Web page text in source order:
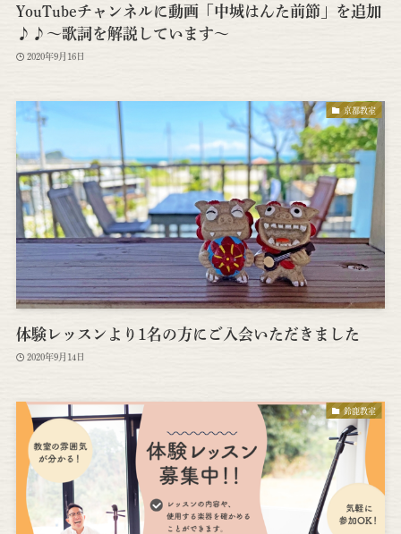
YouTubeチャンネルに動画「中城はんた前節」を追加
♪♪～歌詞を解説しています～
2020年9月16日
京都教室
体験レッスンより1名の方にご入会いただきました
2020年9月14日
鈴鹿教室